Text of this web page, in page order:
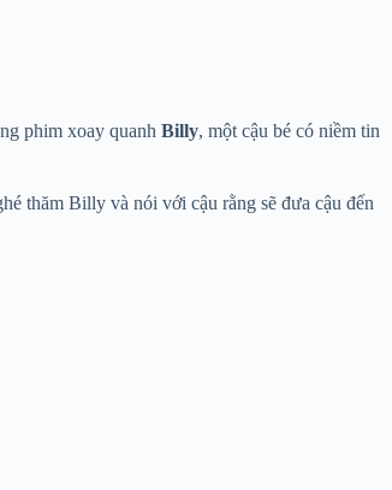
phim xoay quanh Billy, một cậu bé có niềm tin
thăm Billy và nói với cậu rằng sẽ đưa cậu đến